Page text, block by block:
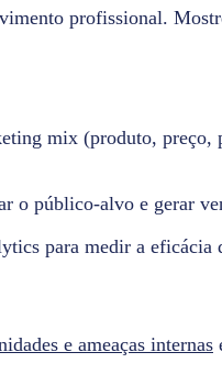
profissional.
mix (produto, preço,
o público-alvo e gerar
para medir a eficácia
e ameaças internas